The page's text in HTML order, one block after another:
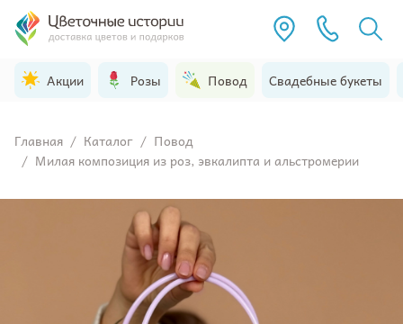
Акции Розы Повод Свадебные букеты
Главная / Каталог / Повод
/ Милая композиция из роз, эвкалипта и альстромерии